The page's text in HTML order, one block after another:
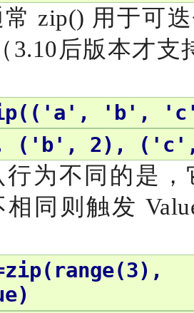
zip() 用于可
3.10后版本才
'b',
('b', 2),
行为不同的是
相同则触发